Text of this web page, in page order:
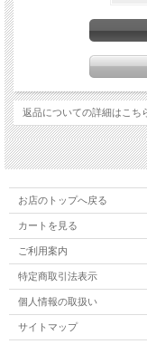
返品についての詳細はこち
お店のトップへ戻る
カートを見る
ご利用案内
特定商取引法表示
個人情報の取扱い
サイトマップ